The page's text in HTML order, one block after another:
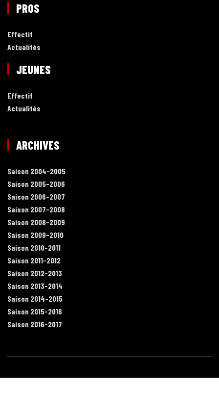
PROS
Effectif
Actualités
JEUNES
Effectif
Actualités
ARCHIVES
Saison 2004-2005
Saison 2005-2006
Saison 2006-2007
Saison 2007-2008
Saison 2008-2009
Saison 2009-2010
Saison 2010-2011
Saison 2011-2012
Saison 2012-2013
Saison 2013-2014
Saison 2014-2015
Saison 2015-2016
Saison 2016-2017